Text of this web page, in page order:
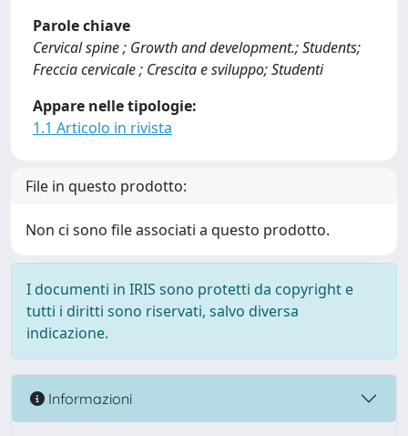
Parole chiave
Cervical spine ; Growth and development.; Students;
Freccia cervicale ; Crescita e sviluppo; Studenti
Appare nelle tipologie:
1.1 Articolo in rivista
File in questo prodotto:
Non ci sono file associati a questo prodotto.
I documenti in IRIS sono protetti da copyright e
tutti i diritti sono riservati, salvo diversa
indicazione.
Informazioni